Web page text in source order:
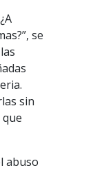
se
sin
abuso